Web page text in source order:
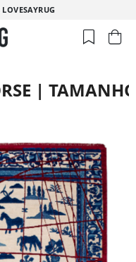
LOVESAYRUG
|